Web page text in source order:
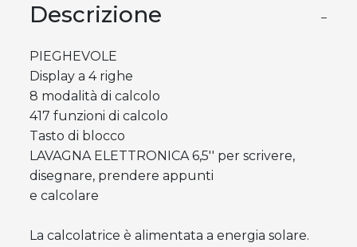
Descrizione −
PIEGHEVOLE
Display a 4 righe
8 modalità di calcolo
417 funzioni di calcolo
Tasto di blocco
LAVAGNA ELETTRONICA 6,5'' per scrivere,
disegnare, prendere appunti
e calcolare
La calcolatrice è alimentata a energia solare.